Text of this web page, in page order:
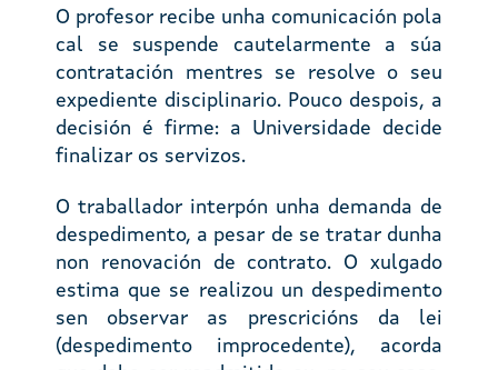
O profesor recibe unha comunicación pola
cal se suspende cautelarmente a súa
contratación mentres se resolve o seu
expediente disciplinario. Pouco despois, a
decisión é firme: a Universidade decide
finalizar os servizos.
O traballador interpón unha demanda de
despedimento, a pesar de se tratar dunha
non renovación de contrato. O xulgado
estima que se realizou un despedimento
sen observar as prescricións da lei
(despedimento improcedente), acorda